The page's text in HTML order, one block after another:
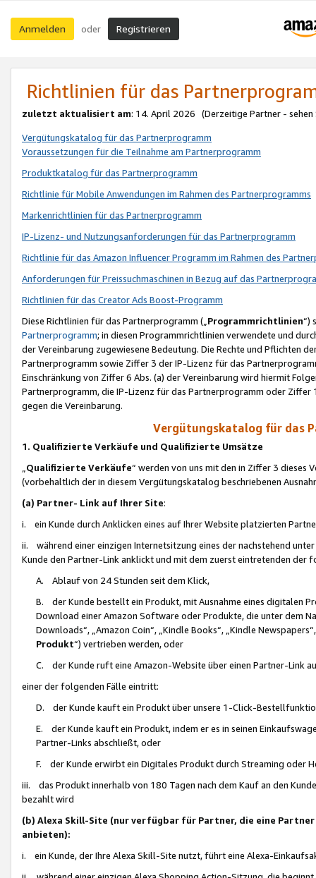
Anmelden oder Registrieren
Richtlinien für das
zuletzt aktualisiert am: 14. April 2026 (Derzeitige Partner - sehen
Vergütungskatalog für das Partnerprogramm
Voraussetzungen für die Teilnahme am Partnerprogramm
Produktkatalog für das Partnerprogramm
Richtlinie für Mobile Anwendungen im Rahmen des Partnerprogramms
Markenrichtlinien für das Partnerprogramm
IP-Lizenz- und Nutzungsanforderungen für das Partnerprogramm
Richtlinie für das Amazon Influencer Programm im Rahmen des
Anforderungen für Preissuchmaschinen in Bezug auf das
Richtlinien für das Creator Ads Boost-Programm
Diese Richtlinien für das Partnerprogramm („Programmrichtlinien“)
Partnerprogramm; in diesen Programmrichtlinien verwendete und
der Vereinbarung zugewiesene Bedeutung. Die Rechte und Pflichten
Partnerprogramm sowie Ziffer 3 der IP-Lizenz für das
Einschränkung von Ziffer 6 Abs. (a) der Vereinbarung wird hiermit
Partnerprogramm, die IP-Lizenz für das Partnerprogramm oder
gegen die Vereinbarung.
Vergütungskatalog für das
1. Qualifizierte Verkäufe und Qualifizierte Umsätze
Qualifizierte Verkäufe“ werden von uns mit den in Ziffer 3
(vorbehaltlich der in diesem Vergütungskatalog beschriebenen
(a) Partner- Link auf Ihrer Site:
i. ein Kunde durch Anklicken eines auf Ihrer Website platzierten
ii. während einer einzigen Internetsitzung eines der nachstehend
Kunde den Partner-Link anklickt und mit dem zuerst eintretenden der
A. Ablauf von 24 Stunden seit dem Klick,
B. der Kunde bestellt ein Produkt, mit Ausnahme eines digitalen
Download einer Amazon Software oder Produkte, die unter dem
Downloads“, „Amazon Coin“, „Kindle Books“, „Kindle
Produkt“) vertrieben werden, oder
C. der Kunde ruft eine Amazon-Website über einen Partner-Link
einer der folgenden Fälle eintritt:
D. der Kunde kauft ein Produkt über unsere 1-Click-
E. der Kunde kauft ein Produkt, indem er es in seinen
Partner-Links abschließt, oder
F. der Kunde erwirbt ein Digitales Produkt durch Streaming oder
iii. das Produkt innerhalb von 180 Tagen nach dem Kauf an den
bezahlt wird
(b) Alexa Skill-Site (nur verfügbar für Partner, die eine
anbieten):
i. ein Kunde, der Ihre Alexa Skill-Site nutzt, führt eine Alexa-